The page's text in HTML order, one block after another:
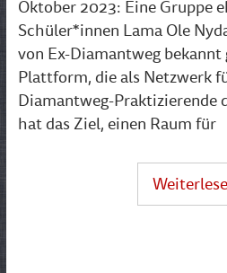
Oktober 2023: Eine Gruppe
Schüler*innen Lama Ole
von Ex-Diamantweg bekannt
Plattform, die als Netzwerk
Diamantweg-Praktizierende
hat das Ziel, einen Raum für